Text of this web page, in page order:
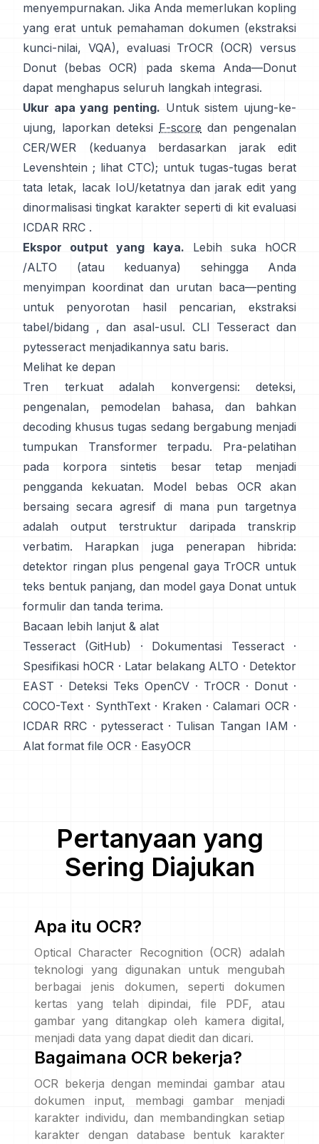
menyempurnakan. Jika Anda memerlukan kopling
yang erat untuk pemahaman dokumen (ekstraksi
kunci-nilai, VQA), evaluasi TrOCR (OCR) versus
Donut (bebas OCR) pada skema Anda—Donut
dapat menghapus seluruh langkah integrasi.
Ukur apa yang penting. Untuk sistem ujung-ke-
ujung, laporkan deteksi F-score dan pengenalan
CER/WER (keduanya berdasarkan jarak edit
Levenshtein ; lihat CTC); untuk tugas-tugas berat
tata letak, lacak IoU/ketatnya dan jarak edit yang
dinormalisasi tingkat karakter seperti di kit evaluasi
ICDAR RRC .
Ekspor output yang kaya. Lebih suka
hOCR
/ALTO
(atau keduanya) sehingga Anda
menyimpan koordinat dan urutan baca—penting
untuk penyorotan hasil pencarian, ekstraksi
tabel/bidang , dan asal-usul. CLI Tesseract dan
pytesseract menjadikannya satu baris.
Melihat ke depan
Tren terkuat adalah konvergensi: deteksi,
pengenalan, pemodelan bahasa, dan bahkan
decoding khusus tugas sedang bergabung menjadi
tumpukan Transformer terpadu. Pra-pelatihan
pada
korpora sintetis besar
tetap menjadi
pengganda kekuatan. Model bebas OCR akan
bersaing secara agresif di mana pun targetnya
adalah output terstruktur daripada transkrip
verbatim. Harapkan juga penerapan hibrida:
detektor ringan plus pengenal gaya TrOCR untuk
teks bentuk panjang, dan model gaya Donat untuk
formulir dan tanda terima.
Bacaan lebih lanjut & alat
Tesseract (GitHub) · Dokumentasi Tesseract ·
Spesifikasi hOCR · Latar belakang ALTO · Detektor
EAST · Deteksi Teks OpenCV · TrOCR · Donut ·
COCO-Text · SynthText· Kraken·Calamari OCR·
ICDAR RRC · pytesseract· Tulisan Tangan IAM ·
Alat format file OCR · EasyOCR
Pertanyaan yang
Sering Diajukan
Apa itu OCR?
Optical Character Recognition (OCR) adalah
teknologi yang digunakan untuk mengubah
berbagai jenis dokumen, seperti dokumen
kertas yang telah dipindai, file PDF, atau
gambar yang ditangkap oleh kamera digital,
menjadi data yang dapat diedit dan dicari.
Bagaimana OCR bekerja?
OCR bekerja dengan memindai gambar atau
dokumen input, membagi gambar menjadi
karakter individu, dan membandingkan setiap
karakter dengan database bentuk karakter